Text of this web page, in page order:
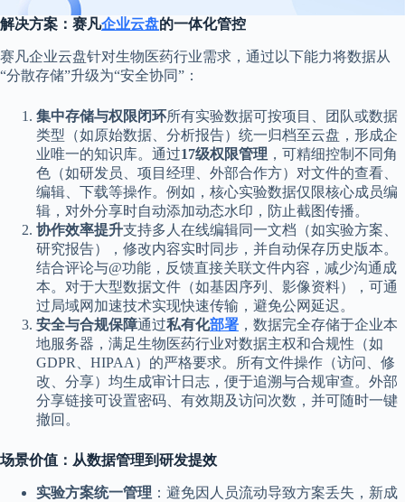
解决方案：赛凡企业云盘的一体化管控
赛凡企业云盘针对生物医药行业需求，通过以下能力将数据从
“分散存储”升级为“安全协同”：
集中存储与权限闭环所有实验数据可按项目、团队或数据
类型（如原始数据、分析报告）统一归档至云盘，形成企
业唯一的知识库。通过17级权限管理 ，可精细控制不同角
色（如研发员、项目经理、外部合作方）对文件的查看、
编辑、下载等操作。例如，核心实验数据仅限核心成员编
辑，对外分享时自动添加动态水印，防止截图传播。
协作效率提升支持多人在线编辑同一文档（如实验方案、
研究报告），修改内容实时同步，并自动保存历史版本。
结合评论与@功能，反馈直接关联文件内容，减少沟通成
本。对于大型数据文件（如基因序列、影像资料），可通
过局域网加速技术实现快速传输，避免公网延迟。
安全与合规保障通过私有化部署 ，数据完全存储于企业本
地服务器，满足生物医药行业对数据主权和合规性（如
GDPR、HIPAA）的严格要求。所有文件操作（访问、修
改、分享）均生成审计日志，便于追溯与合规审查。外部
分享链接可设置密码、有效期及访问次数，并可随时一键
撤回。
场景价值：从数据管理到研发提效
实验方案统一管理 ：避免因人员流动导致方案丢失，新成